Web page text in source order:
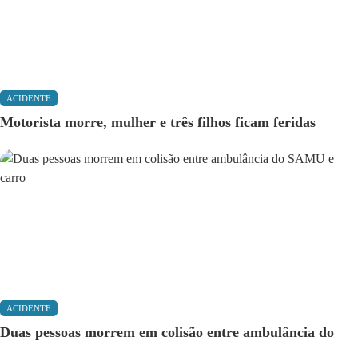
ACIDENTE
Motorista morre, mulher e três filhos ficam feridas
ACIDENTE
Duas pessoas morrem em colisão entre ambulância do